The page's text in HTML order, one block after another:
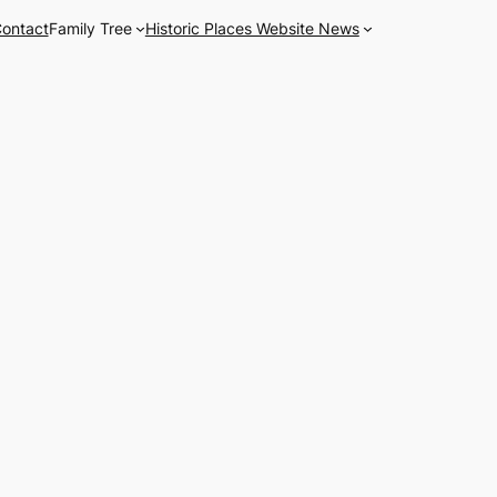
Family Tree Historic Places Website News